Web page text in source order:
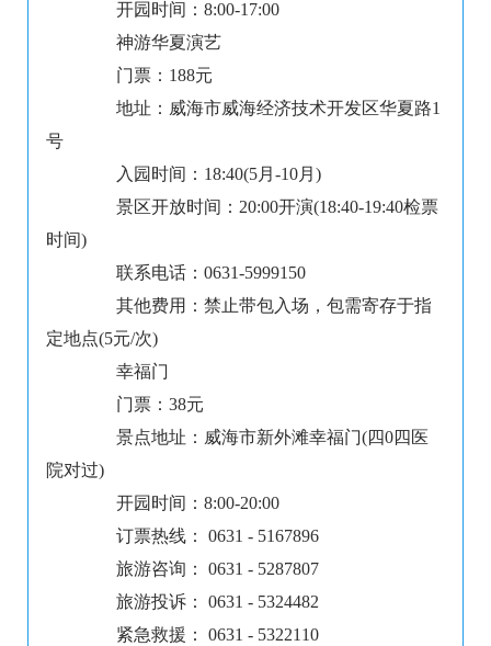
开园时间：8:00-17:00
神游华夏演艺
门票：188元
地址：威海市威海经济技术开发区华夏路1
号
入园时间：18:40(5月-10月)
景区开放时间：20:00开演(18:40-19:40检票
时间)
联系电话：0631-5999150
其他费用：禁止带包入场，包需寄存于指
定地点(5元/次)
幸福门
门票：38元
景点地址：威海市新外滩幸福门(四0四医
院对过)
开园时间：8:00-20:00
订票热线： 0631 - 5167896
旅游咨询： 0631 - 5287807
旅游投诉： 0631 - 5324482
紧急救援： 0631 - 5322110